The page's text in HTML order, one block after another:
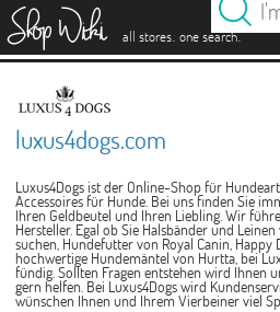
all stores. one search.
luxus4dogs.com
Luxus4Dogs ist der Online-Shop für
Accessoires für Hunde. Bei uns finden Sie
Ihren Geldbeutel und Ihren Liebling. Wir
Hersteller. Egal ob Sie Halsbänder und
suchen, Hundefutter von Royal Canin, Happy
hochwertige Hundemäntel von Hurtta, bei
fündig. Sollten Fragen entstehen wird Ihnen
gern helfen. Bei Luxus4Dogs wird
wünschen Ihnen und Ihrem Vierbeiner viel